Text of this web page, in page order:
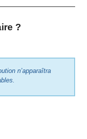
?
n’apparaîtra